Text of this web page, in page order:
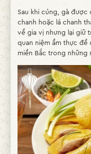
Sau khi cúng, gà được
chanh hoặc lá chanh
về gia vị nhưng lại giữ
quan niệm ẩm thực đề
miền Bắc trong những